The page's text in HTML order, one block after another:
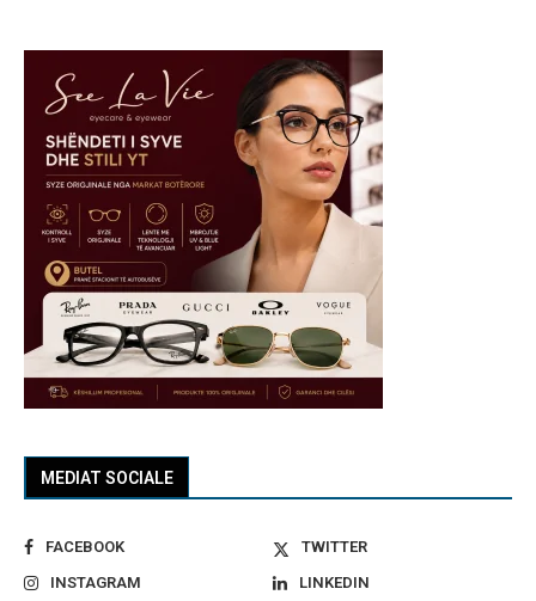
MEDIAT SOCIALE
FACEBOOK
TWITTER
INSTAGRAM
LINKEDIN